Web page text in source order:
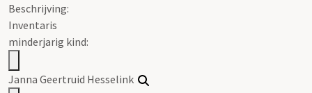
Beschrijving:
Inventaris
minderjarig kind:
Janna Geertruid Hesselink